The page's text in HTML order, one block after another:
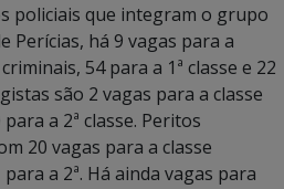
policiais que integram o grupo
Perícias, há 9 vagas para a
54 para a 1ª classe e 22
são 2 vagas para a classe
a 2ª classe. Peritos
20 vagas para a classe
a 2ª. Há ainda vagas para